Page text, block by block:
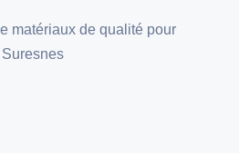
matériaux de qualité pour